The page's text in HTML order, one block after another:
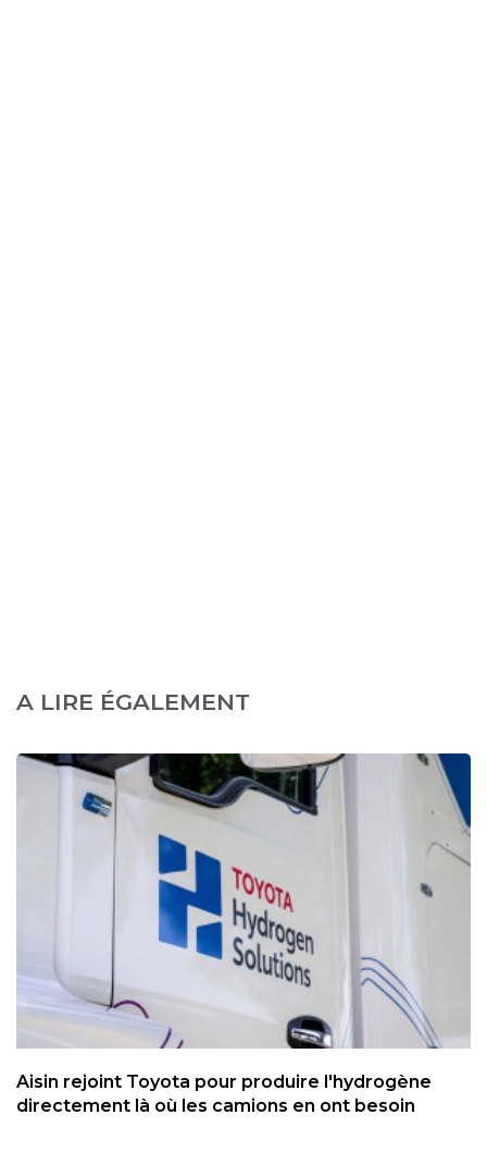
A LIRE ÉGALEMENT
Aisin rejoint Toyota pour produire l'hydrogène
directement là où les camions en ont besoin